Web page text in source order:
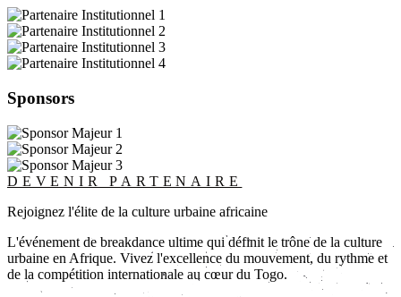
Sponsors
DEVENIR PARTENAIRE
Rejoignez l'élite de la culture urbaine africaine
L'événement de breakdance ultime qui définit le trône de la culture
urbaine en Afrique. Vivez l'excellence du mouvement, du rythme et
de la compétition internationale au cœur du Togo.